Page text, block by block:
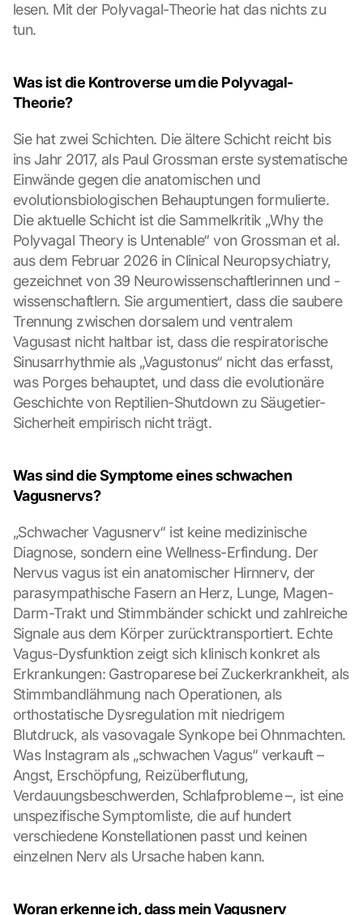
lesen. Mit der Polyvagal-Theorie hat das nichts zu
tun.
Was ist die Kontroverse um die Polyvagal-
Theorie?
Sie hat zwei Schichten. Die ältere Schicht reicht bis
ins Jahr 2017, als Paul Grossman erste systematische
Einwände gegen die anatomischen und
evolutionsbiologischen Behauptungen formulierte.
Die aktuelle Schicht ist die Sammelkritik „Why the
Polyvagal Theory is Untenable“ von Grossman et al.
aus dem Februar 2026 in Clinical Neuropsychiatry,
gezeichnet von 39 Neurowissenschaftlerinnen und -
wissenschaftlern. Sie argumentiert, dass die saubere
Trennung zwischen dorsalem und ventralem
Vagusast nicht haltbar ist, dass die respiratorische
Sinusarrhythmie als „Vagustonus“ nicht das erfasst,
was Porges behauptet, und dass die evolutionäre
Geschichte von Reptilien-Shutdown zu Säugetier-
Sicherheit empirisch nicht trägt.
Was sind die Symptome eines schwachen
Vagusnervs?
„Schwacher Vagusnerv“ ist keine medizinische
Diagnose, sondern eine Wellness-Erfindung. Der
Nervus vagus ist ein anatomischer Hirnnerv, der
parasympathische Fasern an Herz, Lunge, Magen-
Darm-Trakt und Stimmbänder schickt und zahlreiche
Signale aus dem Körper zurücktransportiert. Echte
Vagus-Dysfunktion zeigt sich klinisch konkret als
Erkrankungen: Gastroparese bei Zuckerkrankheit, als
Stimmbandlähmung nach Operationen, als
orthostatische Dysregulation mit niedrigem
Blutdruck, als vasovagale Synkope bei Ohnmachten.
Was Instagram als „schwachen Vagus“ verkauft –
Angst, Erschöpfung, Reizüberflutung,
Verdauungsbeschwerden, Schlafprobleme –, ist eine
unspezifische Symptomliste, die auf hundert
verschiedene Konstellationen passt und keinen
einzelnen Nerv als Ursache haben kann.
Woran erkenne ich, dass mein Vagusnerv